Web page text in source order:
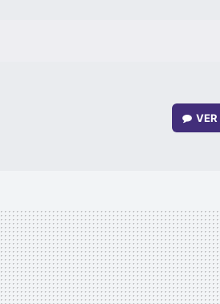
VER